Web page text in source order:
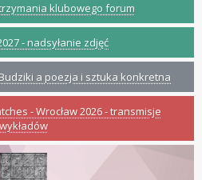
klubowego forum
- nadsyłanie zdjęć
a poezja i sztuka konkretna
- Wrocław 2026 - transmisje
wykładów